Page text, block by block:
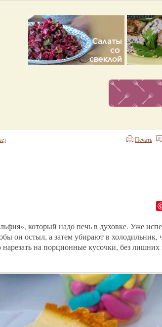
Печать
который надо печь в духовке. Уже
он остыл, а затем убирают в холодильник,
нарезать на порционные кусочки, без